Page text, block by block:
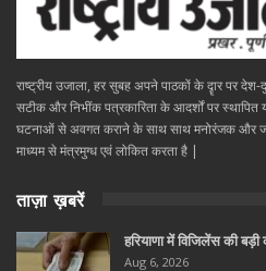
राष्ट्रीय उजाला, हर सुबह अपने पाठकों के दॄार पर
सटीक और निभींक पत्रकारिता के आदर्शों पर स्थापित
घटनाओं से अवगत कराने के साथ साथ मनोरंजक और
माध्यम से मंत्रमुग्ध एवं लोकित करता है |
ताज़ा ख़बरें
हरियाणा में विजिलेंस की बड़ी
Aug 6, 2026